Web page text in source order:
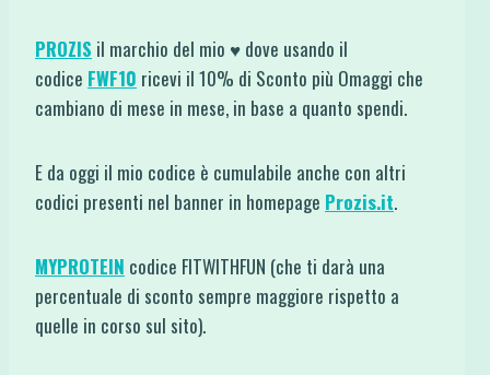
PROZIS il marchio del mio ♥ dove usando il
codice FWF10 ricevi il 10% di Sconto più Omaggi che
cambiano di mese in mese, in base a quanto spendi.
E da oggi il mio codice è cumulabile anche con altri
codici presenti nel banner in homepage Prozis.it.
MYPROTEIN codice FITWITHFUN (che ti darà una
percentuale di sconto sempre maggiore rispetto a
quelle in corso sul sito).